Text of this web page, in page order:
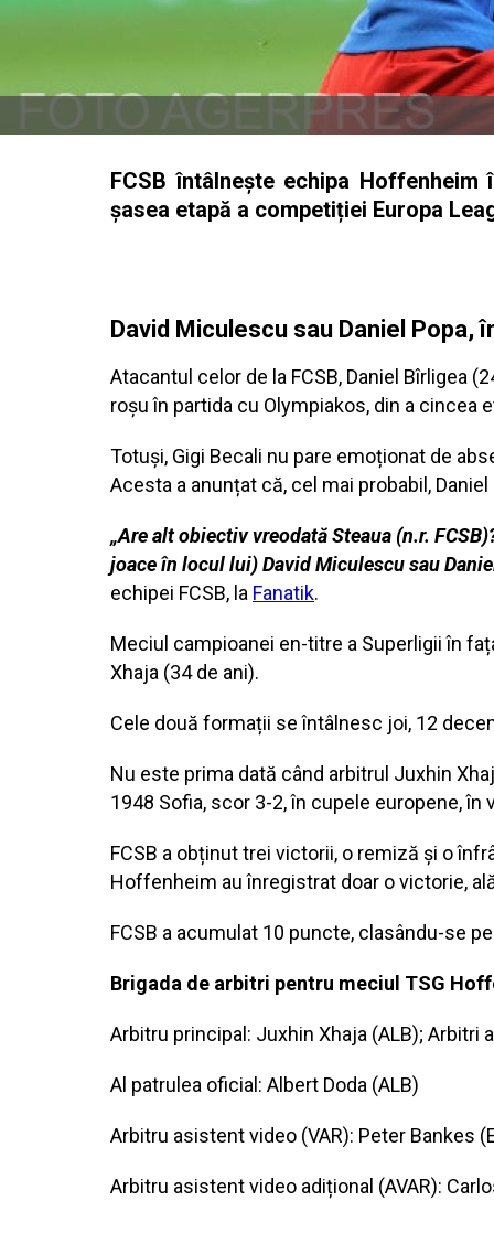
FCSB întâlnește echipa
șasea etapă a competiției Europa
David Miculescu sau Daniel Popa,
Atacantul celor de la FCSB, Daniel Bîrligea
roșu în partida cu Olympiakos, din a cincea
Totuși, Gigi Becali nu pare emoționat de
Acesta a anunțat că, cel mai probabil,
„Are alt obiectiv vreodată Steaua (n.r.
joace în locul lui) David Miculescu sau
echipei FCSB, la Fanatik.
Meciul campioanei en-titre a Superligii în
Xhaja (34 de ani).
Cele două formații se întâlnesc joi, 12
Nu este prima dată când arbitrul Juxhin
1948 Sofia, scor 3-2, în cupele europene, în
FCSB a obținut trei victorii, o remiză și o
Hoffenheim au înregistrat doar o victorie,
FCSB a acumulat 10 puncte, clasându-se
Brigada de arbitri pentru meciul TSG
Arbitru principal: Juxhin Xhaja (ALB); Arbitri
Al patrulea oficial: Albert Doda (ALB)
Arbitru asistent video (VAR): Peter Bankes
Arbitru asistent video adițional (AVAR):